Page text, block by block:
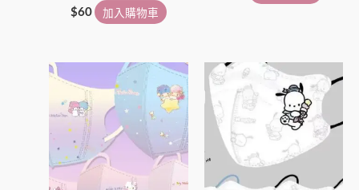
$60 加入購物車